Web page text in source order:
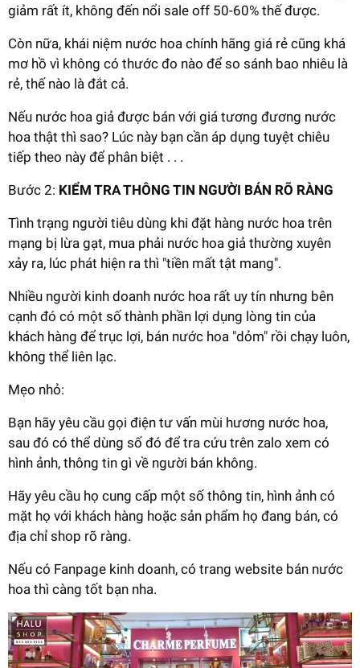
giảm rất ít, không đến nổi sale off 50-60% thế được.
Còn nữa, khái niệm nước hoa chính hãng giá rẻ cũng khá
mơ hồ vì không có thước đo nào để so sánh bao nhiêu là
rẻ, thế nào là đắt cả.
Nếu nước hoa giả được bán với giá tương đương nước
hoa thật thì sao? Lúc này bạn cần áp dụng tuyệt chiêu
tiếp theo này để phân biệt . . .
Bước 2: KIỂM TRA THÔNG TIN NGƯỜI BÁN RÕ RÀNG
Tình trạng người tiêu dùng khi đặt hàng nước hoa trên
mạng bị lừa gạt, mua phải nước hoa giả thường xuyên
xảy ra, lúc phát hiện ra thì "tiền mất tật mang".
Nhiều người kinh doanh nước hoa rất uy tín nhưng bên
cạnh đó có một số thành phần lợi dụng lòng tin của
khách hàng để trục lợi, bán nước hoa "dỏm" rồi chạy luôn,
không thể liên lạc.
Mẹo nhỏ:
Bạn hãy yêu cầu gọi điện tư vấn mùi hương nước hoa,
sau đó có thể dùng số đó để tra cứu trên zalo xem có
hình ảnh, thông tin gì về người bán không.
Hãy yêu cầu họ cung cấp một số thông tin, hình ảnh có
mặt họ với khách hàng hoặc sản phẩm họ đang bán, có
địa chỉ shop rõ ràng.
Nếu có Fanpage kinh doanh, có trang website bán nước
hoa thì càng tốt bạn nha.